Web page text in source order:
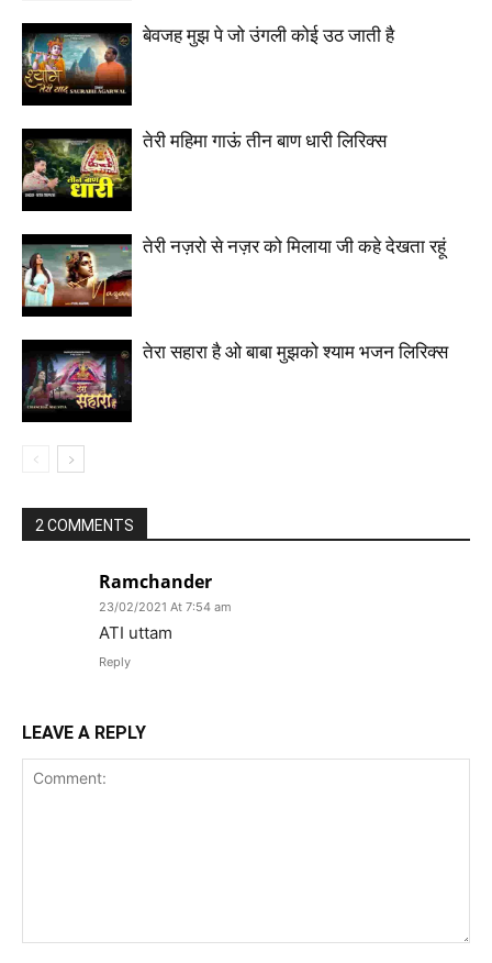
बेवजह मुझ पे जो उंगली कोई उठ जाती है
तेरी महिमा गाऊं तीन बाण धारी लिरिक्स
तेरी नज़रो से नज़र को मिलाया जी कहे देखता रहूं
तेरा सहारा है ओ बाबा मुझको श्याम भजन लिरिक्स
2 COMMENTS
Ramchander
23/02/2021 At 7:54 am
ATI uttam
Reply
LEAVE A REPLY